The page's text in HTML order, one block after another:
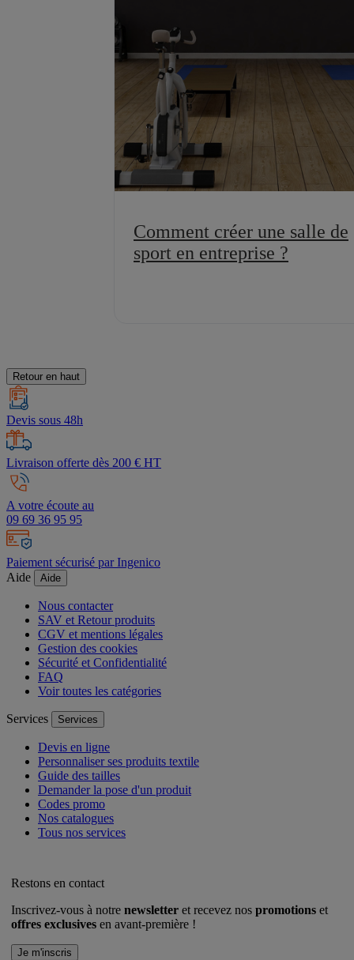
Comment créer une salle de
sport en entreprise ?
Retour en haut
Devis sous 48h
Livraison offerte dès 200 € HT
A votre écoute au
09 69 36 95 95
Paiement sécurisé par Ingenico
Aide
Aide
Nous contacter
SAV et Retour produits
CGV et mentions légales
Gestion des cookies
Sécurité et Confidentialité
FAQ
Voir toutes les catégories
Services Services
Devis en ligne
Personnaliser ses produits textile
Guide des tailles
Demander la pose d'un produit
Codes promo
Nos catalogues
Tous nos services
Restons en contact
Inscrivez-vous à notre newsletter et recevez nos promotions et
offres exclusives en avant-première !